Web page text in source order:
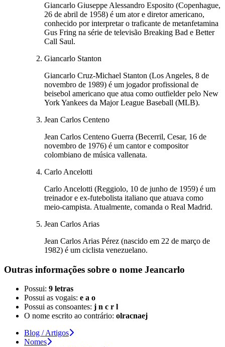
Giancarlo Giuseppe Alessandro Esposito (Copenhague,
26 de abril de 1958) é um ator e diretor americano,
conhecido por interpretar o traficante de metanfetamina
Gus Fring na série de televisão Breaking Bad e Better
Call Saul.
Giancarlo Stanton
Giancarlo Cruz-Michael Stanton (Los Angeles, 8 de
novembro de 1989) é um jogador profissional de
beisebol americano que atua como outfielder pelo New
York Yankees da Major League Baseball (MLB).
Jean Carlos Centeno
Jean Carlos Centeno Guerra (Becerril, Cesar, 16 de
novembro de 1976) é um cantor e compositor
colombiano de música vallenata.
Carlo Ancelotti
Carlo Ancelotti (Reggiolo, 10 de junho de 1959) é um
treinador e ex-futebolista italiano que atuava como
meio-campista. Atualmente, comanda o Real Madrid.
Jean Carlos Arias
Jean Carlos Arias Pérez (nascido em 22 de março de
1982) é um ciclista venezuelano.
Outras informações sobre o nome Jeancarlo
Possui: 9 letras
Possui as vogais: e a o
Possui as consoantes: j n c r l
O nome escrito ao contrário: olracnaej
Blog / Artigos
Nomes